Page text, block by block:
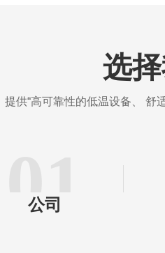
选
提供“高可靠性的低温设备、 舒
01
公司